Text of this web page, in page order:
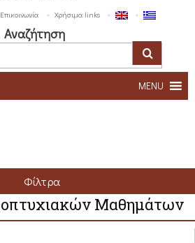
Επικοινωνία Χρήσιμα links
Αναζήτηση
MENU
Φίλτρα
Μαθημάτων